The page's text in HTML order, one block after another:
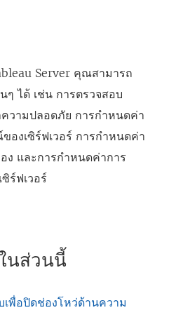
Server คุณสามารถ
ๆ ได้ เช่น การตรวจสอบ
ความปลอดภัย การกำหนดค่า
องเซิร์ฟเวอร์ การกำหนดค่า
และการกำหนดค่าการ
ร์ฟเวอร์
นส่วนนี้
เพื่อปิดช่องโหว่ด้านความ